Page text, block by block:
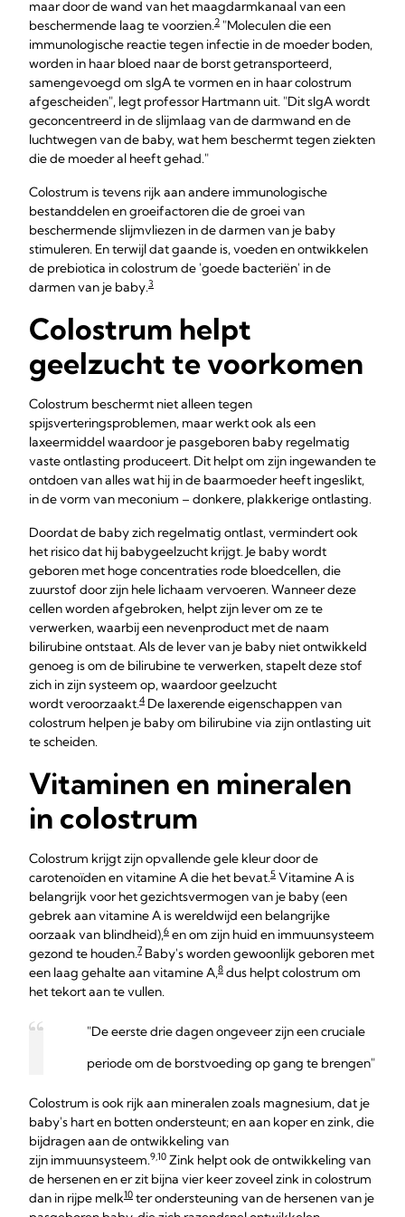
maar door de wand van het maagdarmkanaal van een
beschermende laag te voorzien.2 "Moleculen die een
immunologische reactie tegen infectie in de moeder boden,
worden in haar bloed naar de borst getransporteerd,
samengevoegd om sIgA te vormen en in haar colostrum
afgescheiden", legt professor Hartmann uit. "Dit sIgA wordt
geconcentreerd in de slijmlaag van de darmwand en de
luchtwegen van de baby, wat hem beschermt tegen ziekten
die de moeder al heeft gehad."
Colostrum is tevens rijk aan andere immunologische
bestanddelen en groeifactoren die de groei van
beschermende slijmvliezen in de darmen van je baby
stimuleren. En terwijl dat gaande is, voeden en ontwikkelen
de prebiotica in colostrum de 'goede bacteriën' in de
darmen van je baby.3
Colostrum helpt
geelzucht te voorkomen
Colostrum beschermt niet alleen tegen
spijsverteringsproblemen, maar werkt ook als een
laxeermiddel waardoor je pasgeboren baby regelmatig
vaste ontlasting produceert. Dit helpt om zijn ingewanden te
ontdoen van alles wat hij in de baarmoeder heeft ingeslikt,
in de vorm van meconium – donkere, plakkerige ontlasting.
Doordat de baby zich regelmatig ontlast, vermindert ook
het risico dat hij babygeelzucht krijgt. Je baby wordt
geboren met hoge concentraties rode bloedcellen, die
zuurstof door zijn hele lichaam vervoeren. Wanneer deze
cellen worden afgebroken, helpt zijn lever om ze te
verwerken, waarbij een nevenproduct met de naam
bilirubine ontstaat. Als de lever van je baby niet ontwikkeld
genoeg is om de bilirubine te verwerken, stapelt deze stof
zich in zijn systeem op, waardoor geelzucht
wordt veroorzaakt.4 De laxerende eigenschappen van
colostrum helpen je baby om bilirubine via zijn ontlasting uit
te scheiden.
Vitaminen en mineralen
in colostrum
Colostrum krijgt zijn opvallende gele kleur door de
carotenoïden en vitamine A die het bevat.5 Vitamine A is
belangrijk voor het gezichtsvermogen van je baby (een
gebrek aan vitamine A is wereldwijd een belangrijke
oorzaak van blindheid),6 en om zijn huid en immuunsysteem
gezond te houden.7 Baby's worden gewoonlijk geboren met
een laag gehalte aan vitamine A,8 dus helpt colostrum om
het tekort aan te vullen.
"De eerste drie dagen ongeveer zijn een cruciale
periode om de borstvoeding op gang te brengen"
Colostrum is ook rijk aan mineralen zoals magnesium, dat je
baby's hart en botten ondersteunt; en aan koper en zink, die
bijdragen aan de ontwikkeling van
zijn immuunsysteem.9,10 Zink helpt ook de ontwikkeling van
de hersenen en er zit bijna vier keer zoveel zink in colostrum
dan in rijpe melk10 ter ondersteuning van de hersenen van je